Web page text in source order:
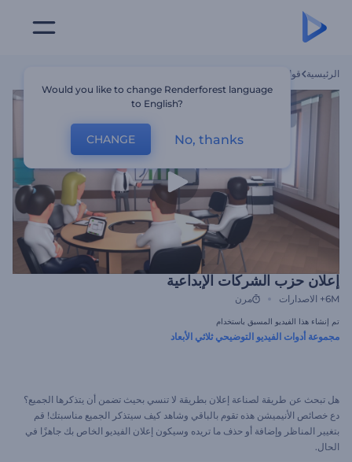
الرئيسية قوالب
إعلان حزب الشركات الإبداعية
6M+ الاصدارات مرن
تم إنشاء هذا الفيديو المسبق باستخدام
مجموعة أدوات الفيديو التوضيحي ثلاثي الأبعاد
هل تبحث عن طريقة لصناعة إعلان بطريقة لا تنسي بحيث تضمن أن يتذكرها الجميع؟
دع خصائص الأنيميشن هذه تقوم بالباقي وشاهد كيف سيتذكر الجميع مناسبتك! قم
بتغيير المناظر وإضافة أو حذف ما تريده وسيكون إعلان الفيديو الخاص بك جاهزًا في
الحال.
Would you like to change Renderforest language
to English?
CHANGE No, thanks